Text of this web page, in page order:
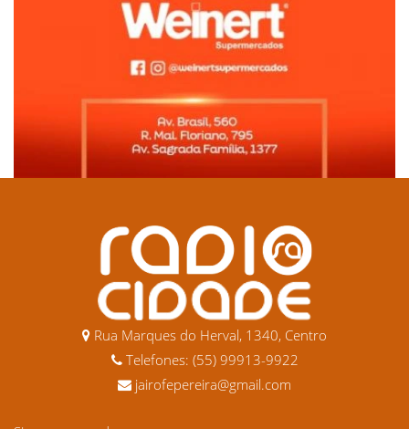
Rua Marques do Herval, 1340, Centro
Telefones: (55) 99913-9922
jairofepereira@gmail.com